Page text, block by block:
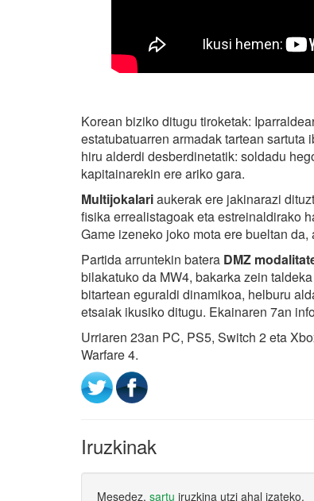
Korean biziko ditugu tiroketak:
estatubatuarren armadak tartean sartuta
hiru alderdi desberdinetatik: soldadu
kapitainarekin ere ariko gara.
Multijokalariaukerak ere jakinarazi
fisika errealistagoak eta estreinaldirako
Game izeneko joko mota ere bueltan
Partida arruntekin batera DMZ
bilakatuko da MW4, bakarka zein
bitartean eguraldi dinamikoa, helburu
etsaiak ikusiko ditugu. Ekainaren 7an
Urriaren 23an PC, PS5, Switch 2 eta
Warfare 4.
Iruzkinak
Mesedez, sartu iruzkina utzi ahal izateko.